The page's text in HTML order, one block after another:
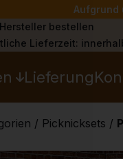
Aufgrund
bestellen
Lieferzeit:
Lieferung
/ Picknicksets /